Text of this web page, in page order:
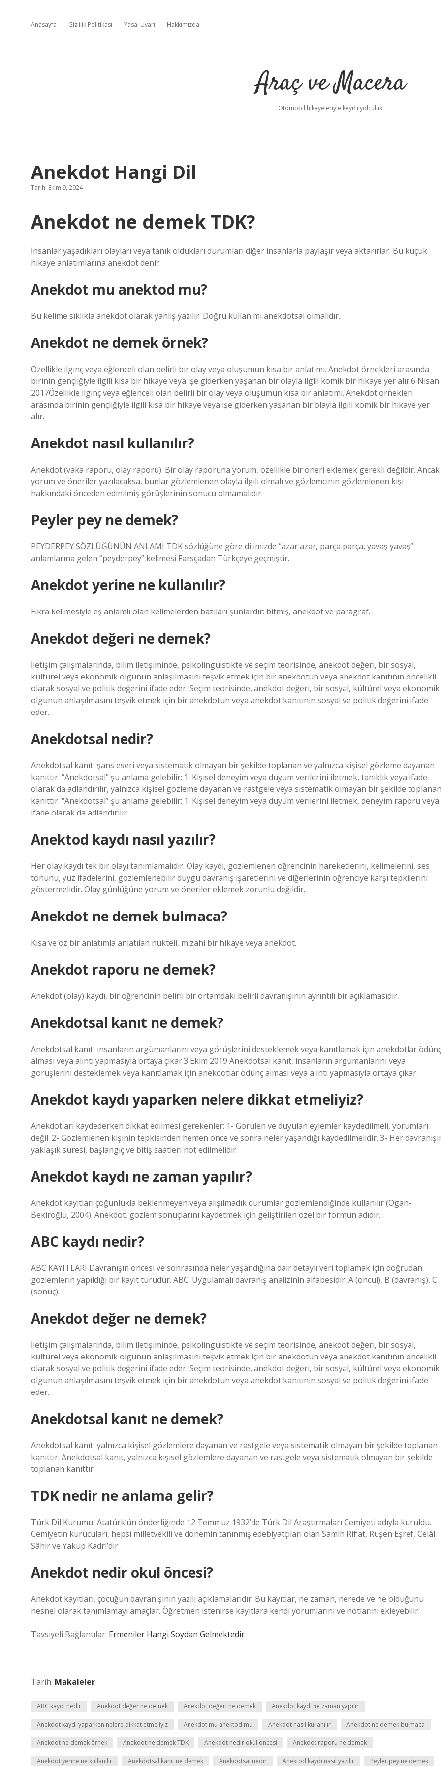
Anasayfa Gizlilik Politikası Yasal Uyarı Hakkımızda
Araç ve Macera
Otomobil hikayeleriyle keyifli yolculuk!
Anekdot Hangi Dil
Tarih: Ekim 9, 2024
Anekdot ne demek TDK?
İnsanlar yaşadıkları olayları veya tanık oldukları durumları diğer insanlarla paylaşır veya aktarırlar. Bu küçük
hikaye anlatımlarına anekdot denir.
Anekdot mu anektod mu?
Bu kelime sıklıkla anekdot olarak yanlış yazılır. Doğru kullanımı anekdotsal olmalıdır.
Anekdot ne demek örnek?
Özellikle ilginç veya eğlenceli olan belirli bir olay veya oluşumun kısa bir anlatımı. Anekdot örnekleri arasında
birinin gençliğiyle ilgili kısa bir hikaye veya işe giderken yaşanan bir olayla ilgili komik bir hikaye yer alır.6 Nisan
2017Özellikle ilginç veya eğlenceli olan belirli bir olay veya oluşumun kısa bir anlatımı. Anekdot örnekleri
arasında birinin gençliğiyle ilgili kısa bir hikaye veya işe giderken yaşanan bir olayla ilgili komik bir hikaye yer
alır.
Anekdot nasıl kullanılır?
Anekdot (vaka raporu, olay raporu): Bir olay raporuna yorum, özellikle bir öneri eklemek gerekli değildir. Ancak
yorum ve öneriler yazılacaksa, bunlar gözlemlenen olayla ilgili olmalı ve gözlemcinin gözlemlenen kişi
hakkındaki önceden edinilmiş görüşlerinin sonucu olmamalıdır.
Peyler pey ne demek?
PEYDERPEY SÖZLÜĞÜNÜN ANLAMI TDK sözlüğüne göre dilimizde “azar azar, parça parça, yavaş yavaş”
anlamlarına gelen “peyderpey” kelimesi Farsçadan Türkçeye geçmiştir.
Anekdot yerine ne kullanılır?
Fıkra kelimesiyle eş anlamlı olan kelimelerden bazıları şunlardır: bitmiş, anekdot ve paragraf.
Anekdot değeri ne demek?
İletişim çalışmalarında, bilim iletişiminde, psikolinguistikte ve seçim teorisinde, anekdot değeri, bir sosyal,
kültürel veya ekonomik olgunun anlaşılmasını teşvik etmek için bir anekdotun veya anekdot kanıtının öncelikli
olarak sosyal ve politik değerini ifade eder. Seçim teorisinde, anekdot değeri, bir sosyal, kültürel veya ekonomik
olgunun anlaşılmasını teşvik etmek için bir anekdotun veya anekdot kanıtının sosyal ve politik değerini ifade
eder.
Anekdotsal nedir?
Anekdotsal kanıt, şans eseri veya sistematik olmayan bir şekilde toplanan ve yalnızca kişisel gözleme dayanan
kanıttır. “Anekdotsal” şu anlama gelebilir: 1. Kişisel deneyim veya duyum verilerini iletmek, tanıklık veya ifade
olarak da adlandırılır, yalnızca kişisel gözleme dayanan ve rastgele veya sistematik olmayan bir şekilde toplanan
kanıttır. “Anekdotsal” şu anlama gelebilir: 1. Kişisel deneyim veya duyum verilerini iletmek, deneyim raporu veya
ifade olarak da adlandırılır.
Anektod kaydı nasıl yazılır?
Her olay kaydı tek bir olayı tanımlamalıdır. Olay kaydı, gözlemlenen öğrencinin hareketlerini, kelimelerini, ses
tonunu, yüz ifadelerini, gözlemlenebilir duygu davranış işaretlerini ve diğerlerinin öğrenciye karşı tepkilerini
göstermelidir. Olay günlüğüne yorum ve öneriler eklemek zorunlu değildir.
Anekdot ne demek bulmaca?
Kısa ve öz bir anlatımla anlatılan nükteli, mizahi bir hikaye veya anekdot.
Anekdot raporu ne demek?
Anekdot (olay) kaydı, bir öğrencinin belirli bir ortamdaki belirli davranışının ayrıntılı bir açıklamasıdır.
Anekdotsal kanıt ne demek?
Anekdotsal kanıt, insanların argümanlarını veya görüşlerini desteklemek veya kanıtlamak için anekdotlar ödünç
alması veya alıntı yapmasıyla ortaya çıkar.3 Ekim 2019 Anekdotsal kanıt, insanların argümanlarını veya
görüşlerini desteklemek veya kanıtlamak için anekdotlar ödünç alması veya alıntı yapmasıyla ortaya çıkar.
Anekdot kaydı yaparken nelere dikkat etmeliyiz?
Anekdotları kaydederken dikkat edilmesi gerekenler: 1- Görülen ve duyulan eylemler kaydedilmeli, yorumları
değil. 2- Gözlemlenen kişinin tepkisinden hemen önce ve sonra neler yaşandığı kaydedilmelidir. 3- Her
yaklaşık süresi, başlangıç ​​ve bitiş saatleri not edilmelidir.
Anekdot kaydı ne zaman yapılır?
Anekdot kayıtları çoğunlukla beklenmeyen veya alışılmadık durumlar gözlemlendiğinde kullanılır (Ogan-
Bekiroğlu, 2004). Anekdot, gözlem sonuçlarını kaydetmek için geliştirilen özel bir formun adıdır.
ABC kaydı nedir?
ABC KAYITLARI Davranışın öncesi ve sonrasında neler yaşandığına dair detaylı veri toplamak için doğrudan
gözlemlerin yapıldığı bir kayıt türüdür. ABC; Uygulamalı davranış analizinin alfabesidir: A (öncül), B (davranış), C
(sonuç).
Anekdot değer ne demek?
İletişim çalışmalarında, bilim iletişiminde, psikolinguistikte ve seçim teorisinde, anekdot değeri, bir sosyal,
kültürel veya ekonomik olgunun anlaşılmasını teşvik etmek için bir anekdotun veya anekdot kanıtının öncelikli
olarak sosyal ve politik değerini ifade eder. Seçim teorisinde, anekdot değeri, bir sosyal, kültürel veya ekonomik
olgunun anlaşılmasını teşvik etmek için bir anekdotun veya anekdot kanıtının sosyal ve politik değerini ifade
eder.
Anekdotsal kanıt ne demek?
Anekdotsal kanıt, yalnızca kişisel gözlemlere dayanan ve rastgele veya sistematik olmayan bir şekilde toplanan
kanıttır. Anekdotsal kanıt, yalnızca kişisel gözlemlere dayanan ve rastgele veya sistematik olmayan bir şekilde
toplanan kanıttır.
TDK nedir ne anlama gelir?
Türk Dil Kurumu, Atatürk’ün önderliğinde 12 Temmuz 1932’de Türk Dil Araştırmaları Cemiyeti adıyla kuruldu.
Cemiyetin kurucuları, hepsi milletvekili ve dönemin tanınmış edebiyatçıları olan Samih Rif’at, Ruşen Eşref, Celâl
Sâhir ve Yakup Kadri’dir.
Anekdot nedir okul öncesi?
Anekdot kayıtları, çocuğun davranışının yazılı açıklamalarıdır. Bu kayıtlar, ne zaman, nerede ve ne olduğunu
nesnel olarak tanımlamayı amaçlar. Öğretmen istenirse kayıtlara kendi yorumlarını ve notlarını ekleyebilir.
Tavsiyeli Bağlantılar: Ermeniler Hangi Soydan Gelmektedir
Tarih: Makaleler
ABC kaydı nedir Anekdot değer ne demek Anekdot değeri ne demek Anekdot kaydı ne zaman yapılır
Anekdot kaydı yaparken nelere dikkat etmeliyiz Anekdot mu anektod mu Anekdot nasıl kullanılır Anekdot ne demek bulmaca
Anekdot ne demek örnek Anekdot ne demek TDK Anekdot nedir okul öncesi Anekdot raporu ne demek
Anekdot yerine ne kullanılır Anekdotsal kanıt ne demek Anekdotsal nedir Anektod kaydı nasıl yazılır Peyler pey ne demek